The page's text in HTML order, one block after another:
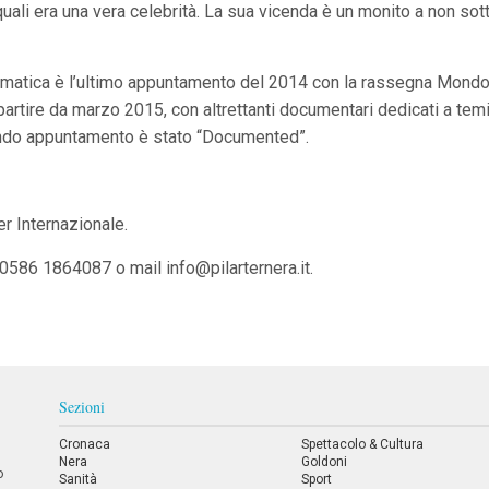
era una vera celebrità. La sua vicenda è un monito a non
è l’ultimo appuntamento del 2014 con la rassegna
da marzo 2015, con altrettanti documentari dedicati a
appuntamento è stato “Documented”.
Internazionale.
1864087 o mail info@pilarternera.it.
Sezioni
Cronaca
Nera
Sanità
Spettacolo & Cultura
Goldoni
Sport